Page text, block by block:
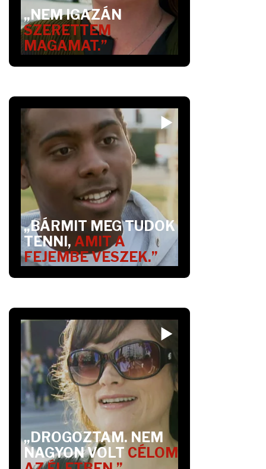
„NEM IGAZÁN
SZERETTEM
MAGAMAT.”
„BÁRMIT MEG TUDOK
TENNI, AMIT A
FEJEMBE VESZEK.”
„DROGOZTAM. NEM
NAGYON VOLT CÉLOM